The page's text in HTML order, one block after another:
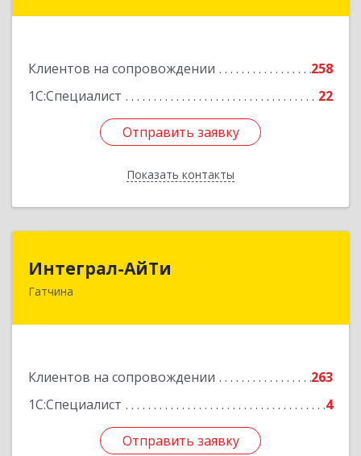
Клиентов на сопровождении
258
1С:Специалист
22
Отправить заявку
Показать контакты
Подробнее
Отправить заявку
Назад
Интеграл-АйТи
Гатчина
Клиентов на сопровождении
263
1С:Специалист
4
Отправить заявку
188300, Ленинградская обл, Гатчинский р-н,
Подробнее
Отправить заявку